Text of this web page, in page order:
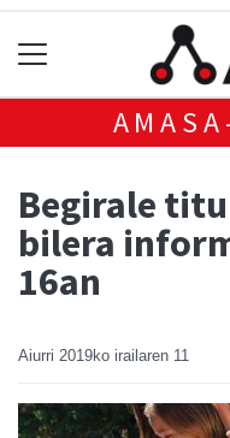
Begirale
bilera
16an
Aiurri 2019ko irailaren 11